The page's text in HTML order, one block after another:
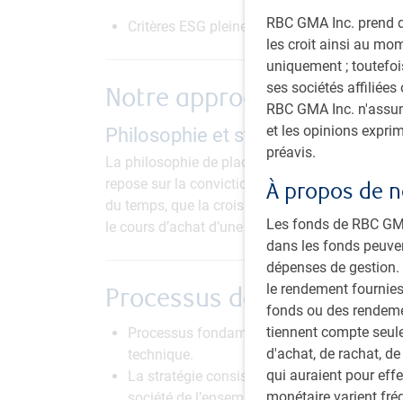
RBC GMA Inc.
les croit ainsi au
uniquement ;
ses sociétés affiliées
RBC GMA Inc.
et les opinions
préavis.
À propos de
Les fonds de RBC
dans les fonds
dépenses de
le rendement
fonds ou des
tiennent compte
d'achat, de rachat,
qui auraient pour
Critères ESG pleinement intégrés à la
Notre approche
Philosophie et style de placement
La philosophie de placement qui sous-tend
repose sur la conviction que les sociétés de
du temps, que la croissance est essentielle à
le cours d’achat d’une action est important
Processus de placement
Processus fondamental ascendant enrichi
technique.
La stratégie consiste à réévaluer de façon